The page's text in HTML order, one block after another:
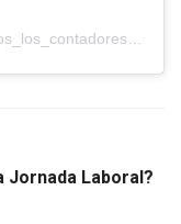
Una publicación compartida por Nosotros_los_contadores (@nosotros_los_contadores)
Jornada Laboral?